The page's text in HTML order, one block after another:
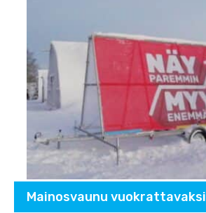
Mainosvaunu vuokrattavaksi